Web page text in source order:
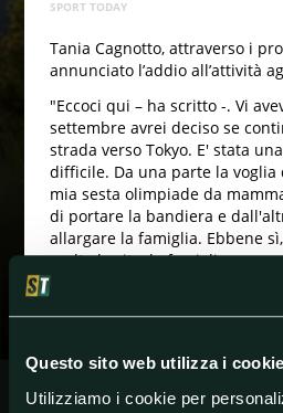
Questo sito web utilizza i cookie
Utilizziamo i cookie per
SPORT TODAY
Tania Cagnotto, attraverso i
annunciato l’addio all’attività
"Eccoci qui – ha scritto -. Vi
settembre avrei deciso se
strada verso Tokyo. E' stata
difficile. Da una parte la
mia sesta olimpiade da
di portare la bandiera e
allargare la famiglia. Ebbene
scelto la vita, la famiglia e
voluto regalarmi una nuova